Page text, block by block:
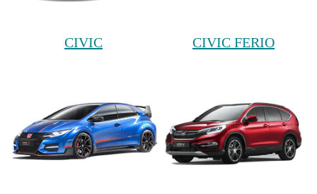
CIVIC CIVIC FERIO